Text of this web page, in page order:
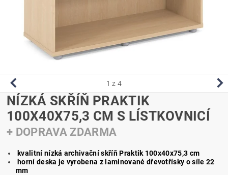
1 z 4
NÍZKÁ SKŘÍŇ PRAKTIK
100X40X75,3 CM S LÍSTKOVNICÍ
+ DOPRAVA ZDARMA
kvalitní nízká archivační skříň Praktik 100x40x75,3 cm
horní deska je vyrobena z laminované dřevotřísky o síle 22
mm